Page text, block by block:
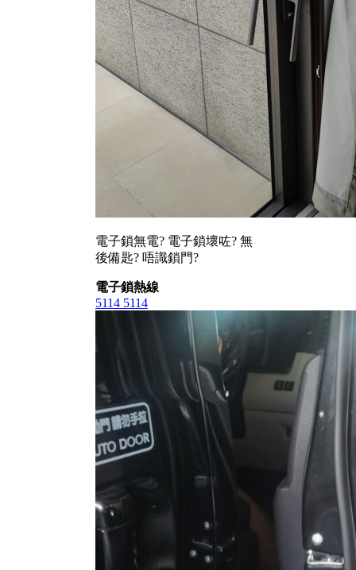
電子鎖無電? 電子鎖壞咗? 無
後備匙? 唔識鎖門?
電子鎖熱線
5114 5114